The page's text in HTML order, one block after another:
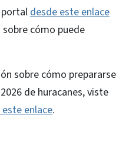
portal desde este enlace
cómo puede
sobre cómo prepararse
de huracanes, viste
enlace.